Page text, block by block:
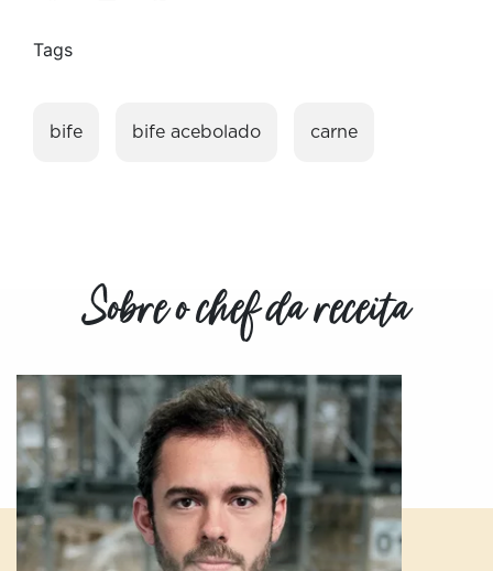
Tags
bife bife acebolado carne
Sobre o chef da receita